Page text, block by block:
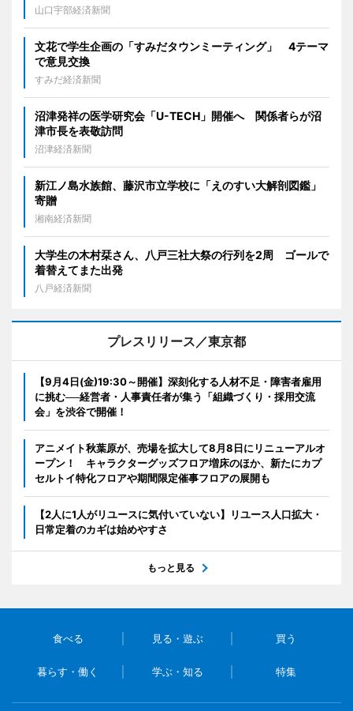
山口宇部経済新聞
文花で学生企画の「すみだタウンミーティング」 4テーマ
で意見交換
すみだ経済新聞
沼津発祥の医学研究会「U-TECH」開催へ 関係者らが沼
津市長を表敬訪問
沼津経済新聞
新江ノ島水族館、藤沢市立学校に「えのすい大解剖図鑑」
寄贈
湘南経済新聞
大学生の木村栞さん、八戸三社大祭の行列を2周 ゴールで
着替えてまた出発
八戸経済新聞
プレスリリース／東京都
【9月4日(金)19:30～開催】深刻化する人材不足・障害者雇用
に挑む──経営者・人事責任者が集う「組織づくり・採用交流
会」を渋谷で開催！
アニメイト秋葉原が、売場を拡大して8月8日にリニューアルオ
ープン！ キャラクターグッズフロア増床のほか、新たにカプ
セルトイ特化フロアや期間限定催事フロアの展開も
【2人に1人がリユースに気付いていない】リユース人口拡大・
日常定着のカギは始めやすさ
もっと見る
食べる 見る・遊ぶ 買う
暮らす・働く 学ぶ・知る 特集